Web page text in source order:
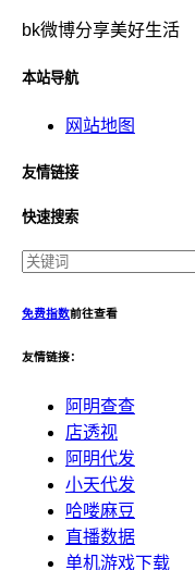
bk微博分享美好生活
本站导航
网站地图
友情链接
快速搜索
免费指数前往查看
友情链接：
阿明查查
店透视
阿明代发
小天代发
哈喽麻豆
直播数据
单机游戏下载